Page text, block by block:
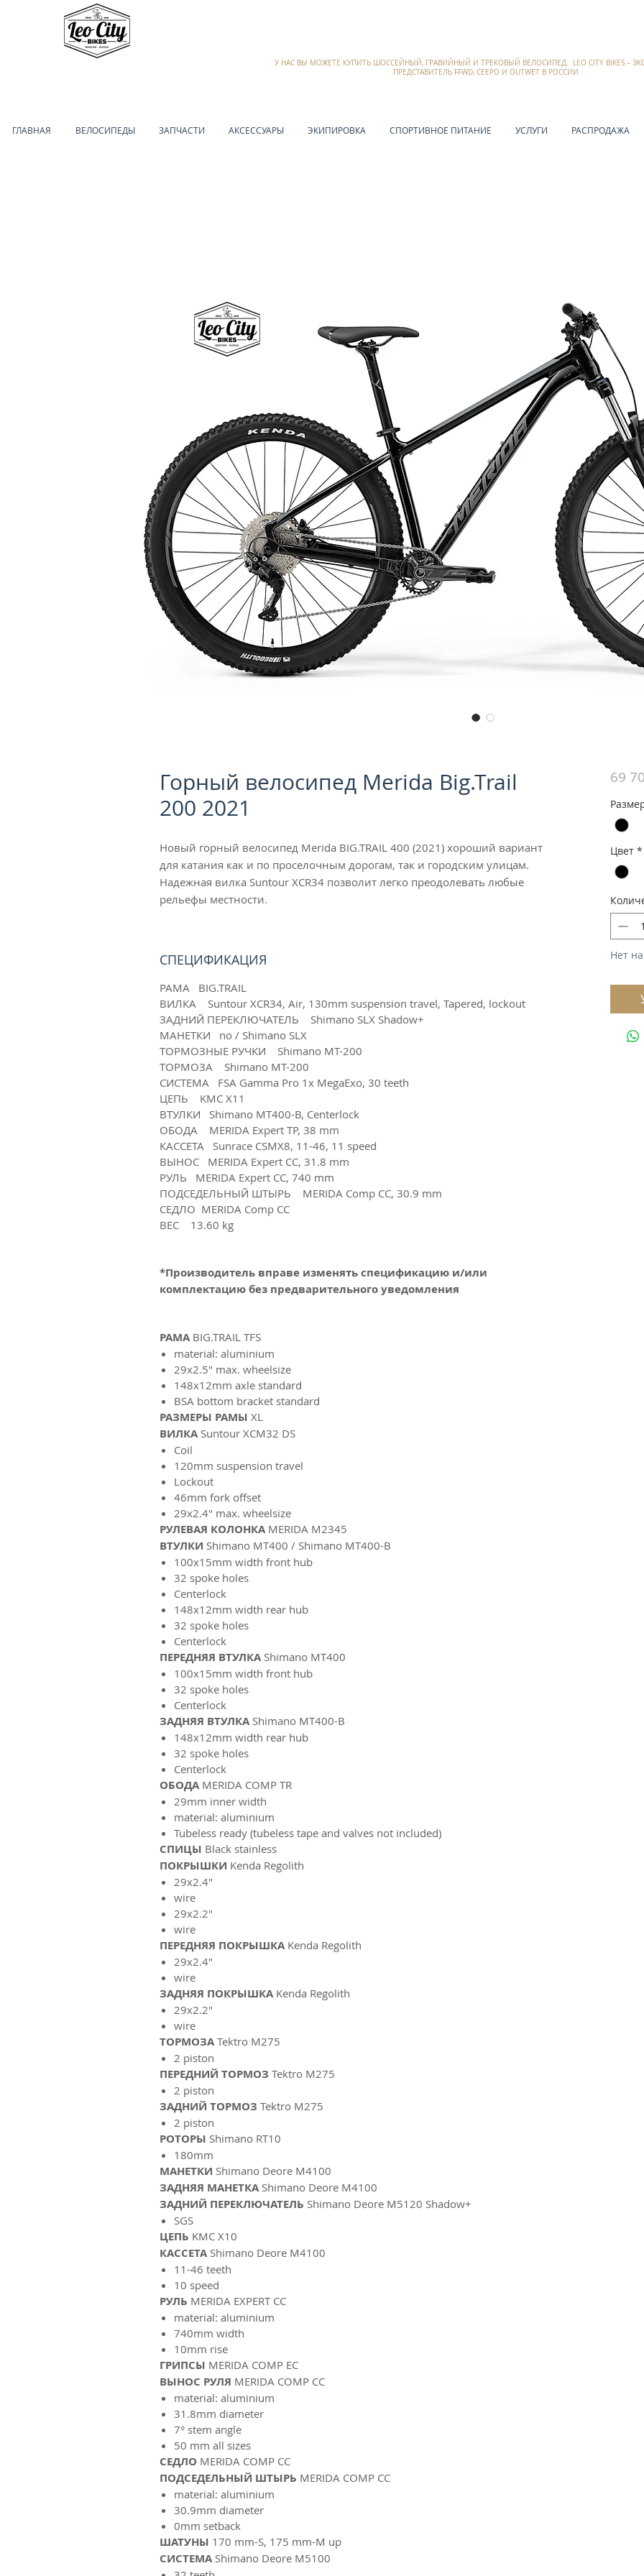
У НАС ВЫ МОЖЕТЕ КУПИТЬ ШОССЕЙНЫЙ, ГРАВИЙНЫЙ И ТРЕКОВЫЙ ВЕЛОСИПЕД. LEO CITY BIKES –
ПРЕДСТАВИТЕЛЬ FFWD, CEEPO И OUTWET В РОССИИ
ГЛАВНАЯ ВЕЛОСИПЕДЫ ЗАПЧАСТИ АКСЕССУАРЫ ЭКИПИРОВКА СПОРТИВНОЕ ПИТАНИЕ УСЛУГИ РАСПРОДАЖА
Горный велосипед Merida Big.Trail
200 2021
Новый горный велосипед Merida BIG.TRAIL 400 (2021) хороший вариант
для катания как и по проселочным дорогам, так и городским улицам.
Надежная вилка Suntour XCR34 позволит легко преодолевать любые
рельефы местности.
СПЕЦИФИКАЦИЯ
РАМА BIG.TRAIL
ВИЛКА Suntour XCR34, Air, 130mm suspension travel, Tapered, lockout
ЗАДНИЙ ПЕРЕКЛЮЧАТЕЛЬ Shimano SLX Shadow+
МАНЕТКИ no / Shimano SLX
ТОРМОЗНЫЕ РУЧКИ Shimano MT-200
ТОРМОЗА Shimano MT-200
СИСТЕМА FSA Gamma Pro 1x MegaExo, 30 teeth
ЦЕПЬ KMC X11
ВТУЛКИ Shimano MT400-B, Centerlock
ОБОДА MERIDA Expert TP, 38 mm
КАССЕТА Sunrace CSMX8, 11-46, 11 speed
ВЫНОС MERIDA Expert CC, 31.8 mm
РУЛЬ MERIDA Expert CC, 740 mm
ПОДСЕДЕЛЬНЫЙ ШТЫРЬ MERIDA Comp CC, 30.9 mm
СЕДЛО MERIDA Comp CC
ВЕС 13.60 kg
*Производитель вправе изменять спецификацию и/или
комплектацию без предварительного уведомления
РАМАBIG.TRAIL TFS
material: aluminium
29x2.5" max. wheelsize
148x12mm axle standard
BSA bottom bracket standard
РАЗМЕРЫ РАМЫ XL
ВИЛКАSuntour XCM32 DS
Coil
120mm suspension travel
Lockout
46mm fork offset
29x2.4" max. wheelsize
РУЛЕВАЯ КОЛОНКАMERIDA M2345
ВТУЛКИ Shimano MT400 / Shimano MT400-B
100x15mm width front hub
32 spoke holes
Centerlock
148x12mm width rear hub
32 spoke holes
Centerlock
ПЕРЕДНЯЯ ВТУЛКАShimano MT400
100x15mm width front hub
32 spoke holes
Centerlock
ЗАДНЯЯ ВТУЛКАShimano MT400-B
148x12mm width rear hub
32 spoke holes
Centerlock
ОБОДАMERIDA COMP TR
29mm inner width
material: aluminium
Tubeless ready (tubeless tape and valves not included)
СПИЦЫ Black stainless
ПОКРЫШКИ Kenda Regolith
29x2.4"
wire
29x2.2"
wire
ПЕРЕДНЯЯ ПОКРЫШКАKenda Regolith
29x2.4"
wire
ЗАДНЯЯ ПОКРЫШКАKenda Regolith
29x2.2"
wire
ТОРМОЗАTektro M275
2 piston
ПЕРЕДНИЙ ТОРМОЗ Tektro M275
2 piston
ЗАДНИЙ ТОРМОЗ Tektro M275
2 piston
РОТОРЫ Shimano RT10
180mm
МАНЕТКИ Shimano Deore M4100
ЗАДНЯЯ МАНЕТКАShimano Deore M4100
ЗАДНИЙ ПЕРЕКЛЮЧАТЕЛЬ Shimano Deore M5120 Shadow+
SGS
ЦЕПЬ KMC X10
КАССЕТА Shimano Deore M4100
11-46 teeth
10 speed
РУЛЬ MERIDA EXPERT CC
material: aluminium
740mm width
10mm rise
ГРИПСЫ MERIDA COMP EC
ВЫНОС РУЛЯ MERIDA COMP CC
material: aluminium
31.8mm diameter
7° stem angle
50 mm all sizes
СЕДЛО MERIDA COMP CC
ПОДСЕДЕЛЬНЫЙ ШТЫРЬ MERIDA COMP CC
material: aluminium
30.9mm diameter
0mm setback
ШАТУНЫ 170 mm-S, 175 mm-M up
СИСТЕМАShimano Deore M5100
69
Цвет *
Нет